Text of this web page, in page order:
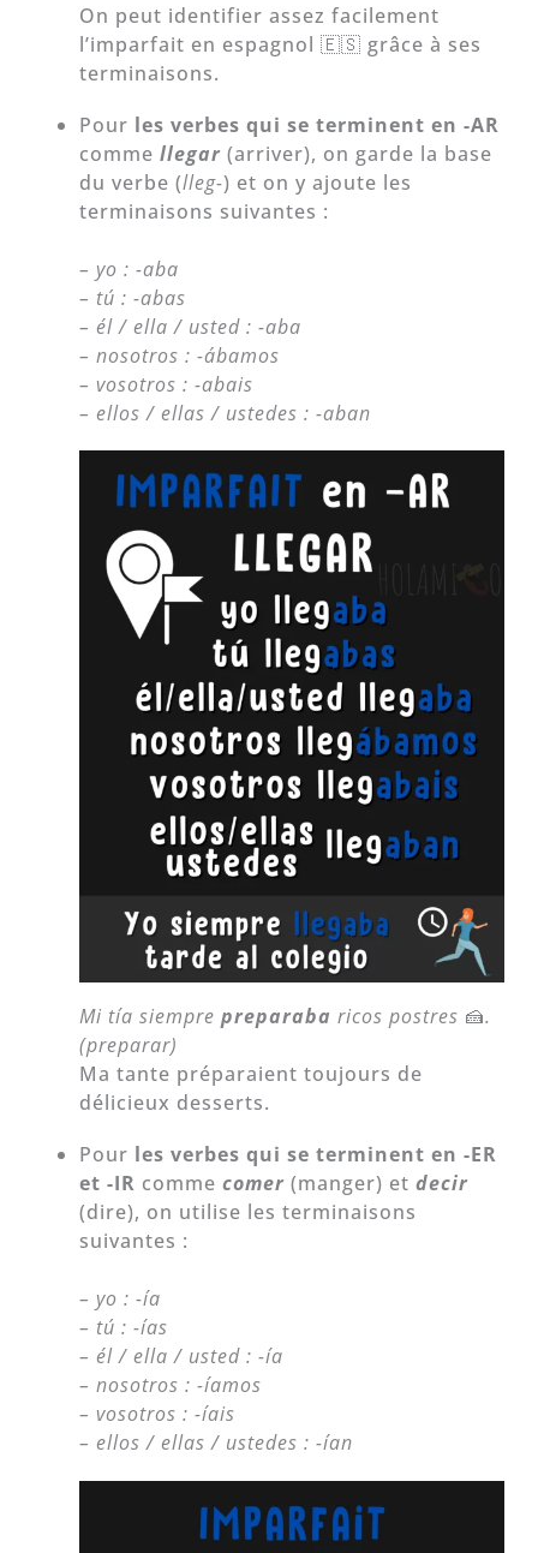
On peut identifier assez facilement
l’imparfait en espagnol 🇪🇸 grâce à ses
terminaisons.
Pour les verbes qui se terminent en -AR
comme llegar (arriver), on garde la base
du verbe (lleg-) et on y ajoute les
terminaisons suivantes :
– yo : -aba
– tú : -abas
– él / ella / usted : -aba
– nosotros : -ábamos
– vosotros : -abais
– ellos / ellas / ustedes : -aban
Mi tía siempre preparabaricos postres 🍰.
(preparar)
Ma tante préparaient toujours de
délicieux desserts.
Pour les verbes qui se terminent en -ER
et -IR commecomer (manger) etdecir
(dire), on utilise les terminaisons
suivantes :
– yo : -ía
– tú : -ías
– él / ella / usted : -ía
– nosotros : -íamos
– vosotros : -íais
– ellos / ellas / ustedes : -ían